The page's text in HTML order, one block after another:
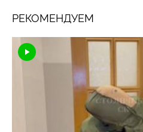
РЕКОМЕНДУЕМ